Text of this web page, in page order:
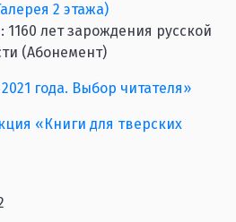
2 этажа)
1160 лет зарождения русской
(Абонемент)
года. Выбор читателя»
«Книги для тверских